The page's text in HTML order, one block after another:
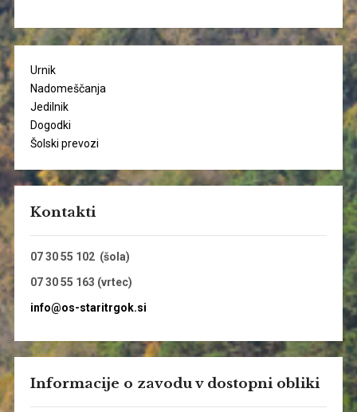
Urnik
Nadomeščanja
Jedilnik
Dogodki
Šolski prevozi
Kontakti
07 30 55 102 (šola)
07 30 55 163 (vrtec)
info@os-staritrgok.si
Informacije o zavodu v dostopni obliki